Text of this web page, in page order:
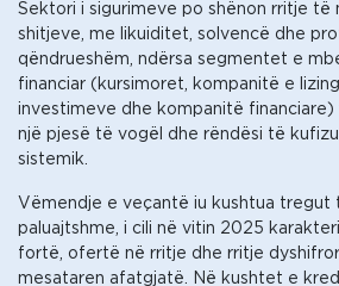
Sektori i sigurimeve po shënon rritje të
shitjeve, me likuiditet, solvencë dhe
qëndrueshëm, ndërsa segmentet e
financiar (kursimoret, kompanitë e
investimeve dhe kompanitë
një pjesë të vogël dhe rëndësi të
sistemik.
Vëmendje e veçantë iu kushtua tregut
paluajtshme, i cili në vitin 2025
fortë, ofertë në rritje dhe rritje
mesataren afatgjatë. Në kushtet e